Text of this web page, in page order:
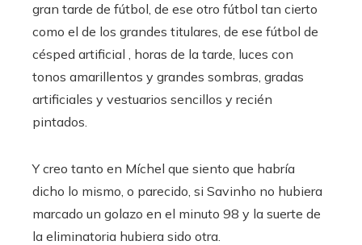
gran tarde de fútbol, ​​de ese otro fútbol tan cierto
como el de los grandes titulares, de ese fútbol de
césped artificial , horas de la tarde, luces con
tonos amarillentos y grandes sombras, gradas
artificiales y vestuarios sencillos y recién
pintados.
Y creo tanto en Míchel que siento que habría
dicho lo mismo, o parecido, si Savinho no hubiera
marcado un golazo en el minuto 98 y la suerte de
la eliminatoria hubiera sido otra.